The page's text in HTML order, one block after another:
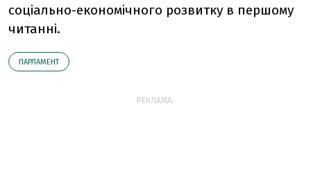
соціально-економічного розвитку в першому
читанні.
ПАРЛАМЕНТ
РЕКЛАМА: